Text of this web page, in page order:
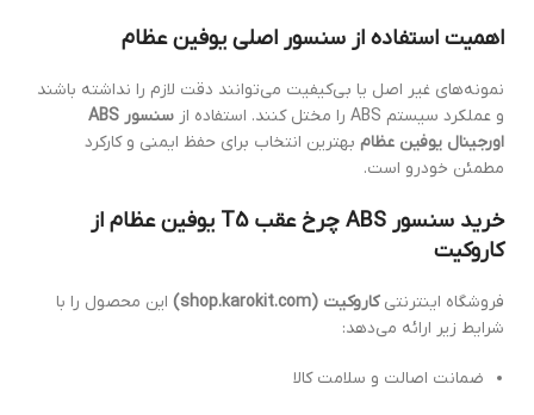
اهمیت استفاده از سنسور اصلی یوفین عظام
نمونه‌های غیر اصل یا بی‌کیفیت می‌توانند دقت لازم را نداشته باشند
و عملکرد سیستم ABS را مختل کنند. استفاده از
سنسور ABS
اورجینال یوفین عظام بهترین انتخاب برای حفظ ایمنی و کارکرد
مطمئن خودرو است.
خرید سنسور ABS چرخ عقب T5 یوفین عظام از
کاروکیت
فروشگاه اینترنتیکاروکیت (shop.karokit.com)
این محصول را با
شرایط زیر ارائه می‌دهد:
ضمانت اصالت و سلامت کالا